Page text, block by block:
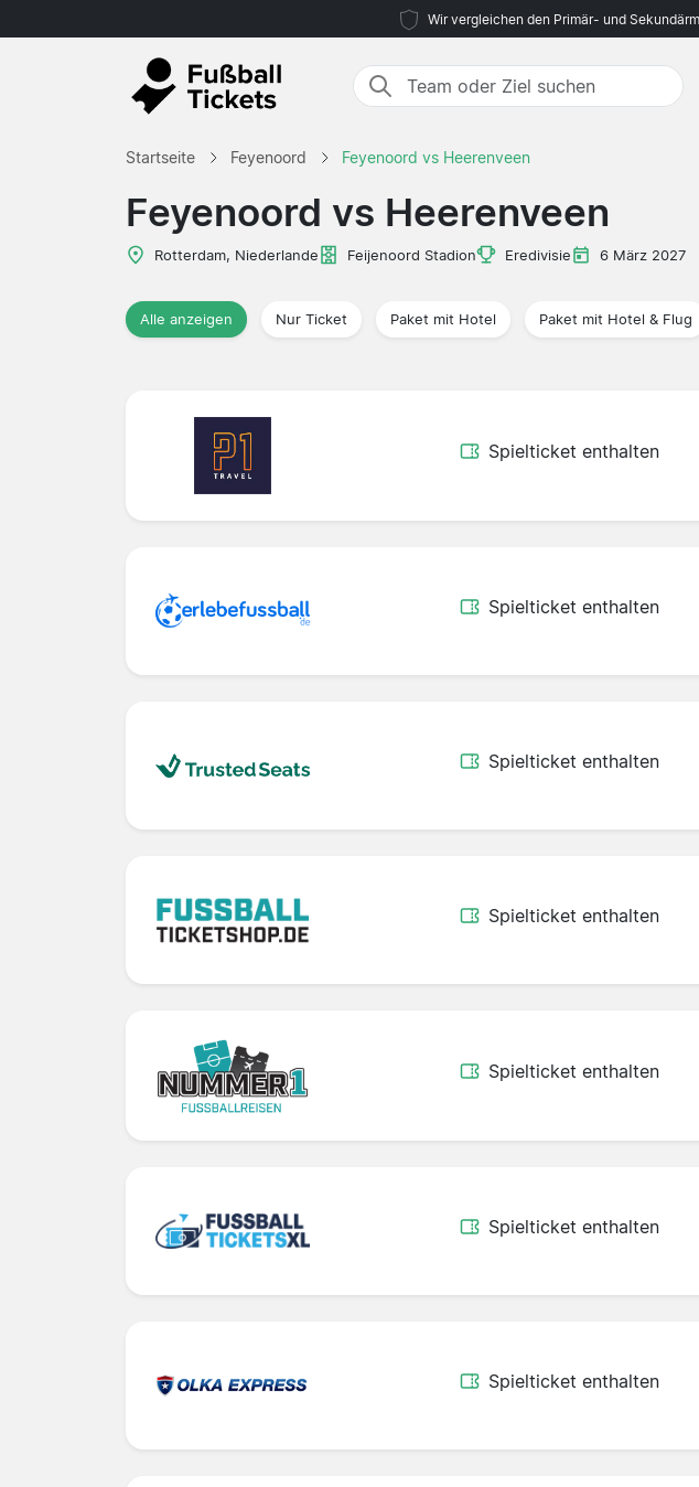
Wir vergleichen den Primär- und
Startseite Feyenoord Feyenoord vs Heerenveen
Feyenoord vs Heerenveen
Rotterdam, Niederlande Feijenoord Stadion Eredivisie 6 März 2027
Alle anzeigen Nur Ticket Paket mit Hotel Paket mit Hotel & Flug
Spielticket enthalten
Spielticket enthalten
Spielticket enthalten
Spielticket enthalten
Spielticket enthalten
Spielticket enthalten
Spielticket enthalten